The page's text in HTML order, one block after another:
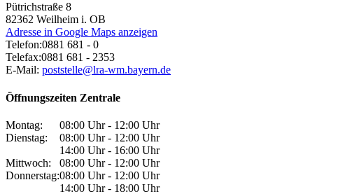
Pütrichstraße 8
82362 Weilheim i. OB
Adresse in Google Maps anzeigen
Telefon:0881 681 - 0
Telefax:0881 681 - 2353
E-Mail: poststelle@lra-wm.bayern.de
Öffnungszeiten Zentrale
Montag:
08:00 Uhr - 12:00 Uhr
Dienstag:
08:00 Uhr - 12:00 Uhr
14:00 Uhr - 16:00 Uhr
Mittwoch:
08:00 Uhr - 12:00 Uhr
Donnerstag:08:00 Uhr - 12:00 Uhr
14:00 Uhr - 18:00 Uhr